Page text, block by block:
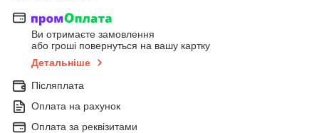
Ви отримаєте замовлення
або гроші повернуться на вашу картку
Детальніше
Післяплата
Оплата на рахунок
Оплата за реквізитами